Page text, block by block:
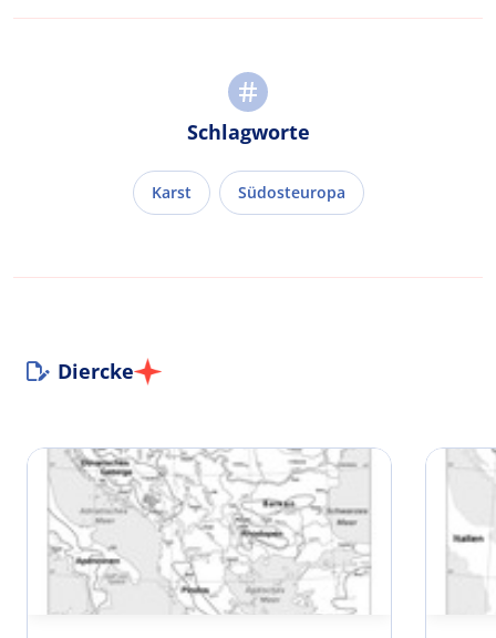
Schlagworte
Karst Südosteuropa
Diercke